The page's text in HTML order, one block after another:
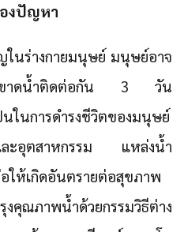
งปัญหา
นร่างกายมนุษย์ มนุษย์อาจ
กขาดน้ำติดต่อกัน 3 วัน
ในการดำรงชีวิตของมนุษย์
และอุตสาหกรรม แหล่งน้ำ
ให้เกิดอันตรายต่อสุขภาพ
คุณภาพน้ำด้วยกรรมวิธีต่าง